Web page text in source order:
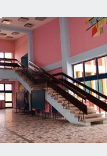
MIRENJE PROSVETARA I VLADE
Актуелно